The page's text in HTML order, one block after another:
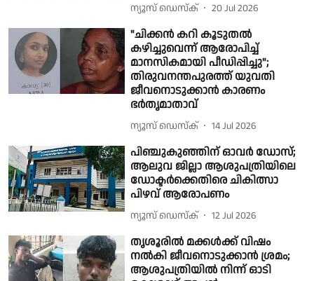
ന്യൂസ് ഡെസ്ക് 20 Jul 2026
"ചിക്കൻ കറി കൂടുതൽ
കഴിച്ചുവെന്ന് ആരോപിച്ച്
മാനസികമായി പീഡിപ്പിച്ചു";
തിരുവനന്തപുരത്ത് യുവതി
ജീവനൊടുക്കാൻ കാരണം
ഭർതൃമാതാവ്
ന്യൂസ് ഡെസ്ക് 14 Jul 2026
പിഞ്ചുകുഞ്ഞിന് ഓവർ ഡോസ്;
ആലുവ ജില്ലാ ആശുപത്രിയിലെ
ഡോക്ടർക്കെതിരെ ചികിത്സാ
പിഴവ് ആരോപണം
ന്യൂസ് ഡെസ്ക് 12 Jul 2026
തൃശൂരിൽ മക്കള്‍ക്ക് വിഷം
നല്‍കി ജീവനൊടുക്കാന്‍ ശ്രമം;
ആശുപത്രിയില്‍ നിന്ന് ഓടി